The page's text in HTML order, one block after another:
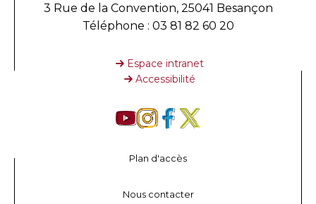
3 Rue de la Convention, 25041 Besançon
Téléphone : 03 81 82 60 20
Espace intranet
Accessibilité
Plan d'accès
Nous contacter